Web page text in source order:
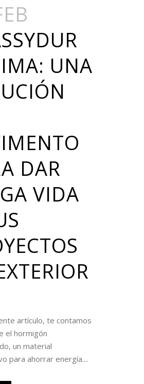
UNA
DAR
VIDA
artículo, te contamos
el hormigón
un material
para ahorrar energía....